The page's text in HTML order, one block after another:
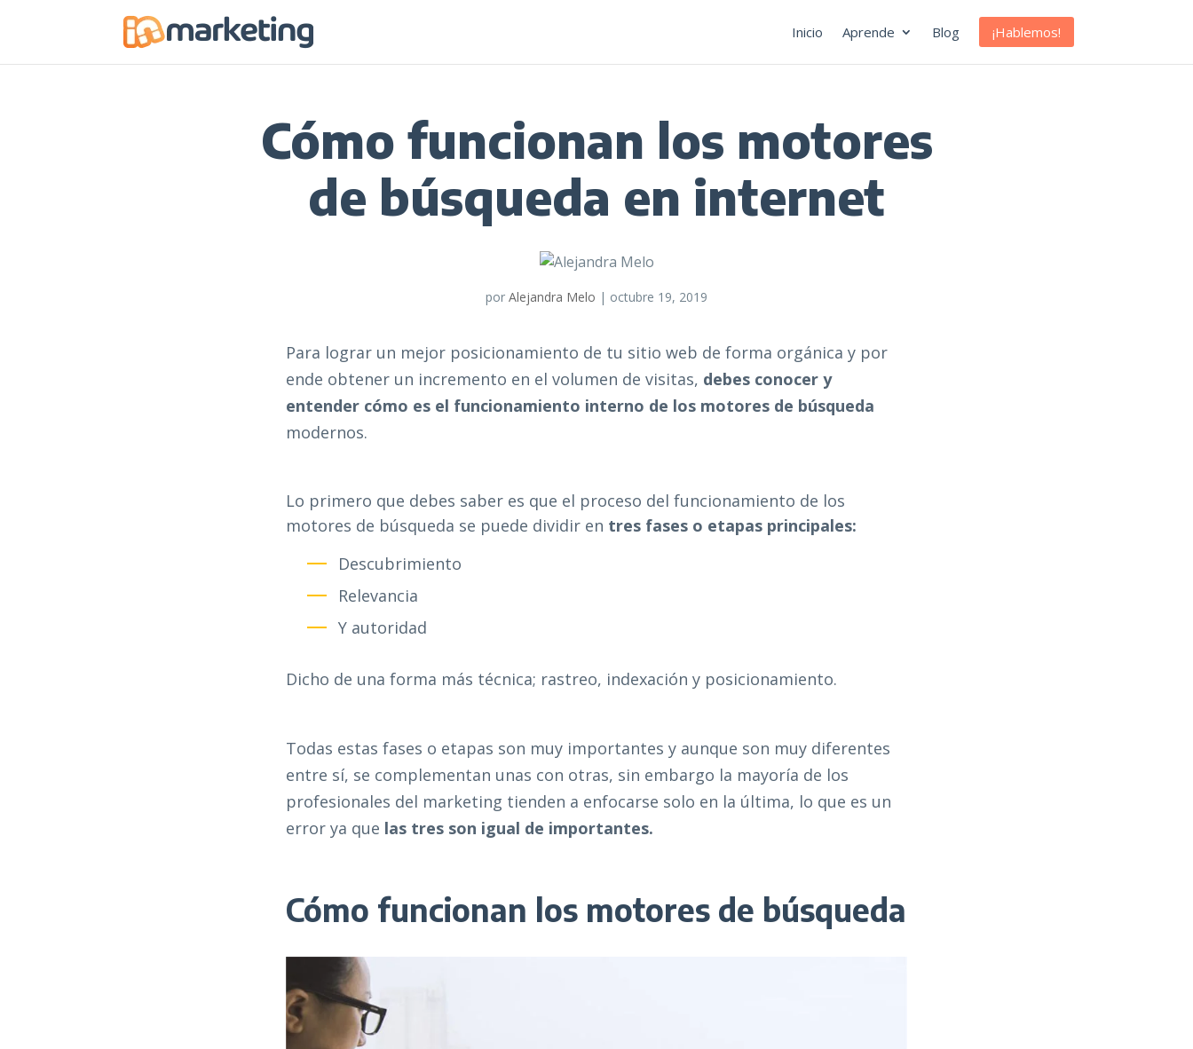
Inicio Aprende Blog ¡Hablemos!
Cómo funcionan los motores
de búsqueda en internet
por Alejandra Melo | octubre 19, 2019
Para lograr un mejor posicionamiento de tu sitio web de forma orgánica y por
ende obtener un incremento en el volumen de visitas, debes conocer y
entender cómo es el funcionamiento interno de los motores de búsqueda
modernos.
Lo primero que debes saber es que el proceso del funcionamiento de los
motores de búsqueda se puede dividir en tres fases o etapas principales:
Descubrimiento
Relevancia
Y autoridad
Dicho de una forma más técnica; rastreo, indexación y posicionamiento.
Todas estas fases o etapas son muy importantes y aunque son muy diferentes
entre sí, se complementan unas con otras, sin embargo la mayoría de los
profesionales del marketing tienden a enfocarse solo en la última, lo que es un
error ya que las tres son igual de importantes.
Cómo funcionan los motores de búsqueda